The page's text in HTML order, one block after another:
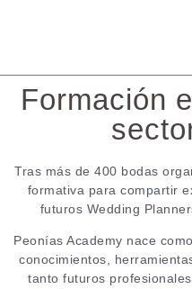
Formación
Tras más de 400 bodas
formativa para compartir
futuros Wedding
Peonías Academy nace
conocimientos,
tanto futuros